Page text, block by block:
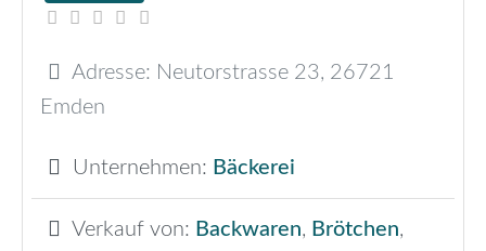
Adresse: Neutorstrasse 23, 26721
Emden
Unternehmen: Bäckerei
Verkauf von: Backwaren, Brötchen,